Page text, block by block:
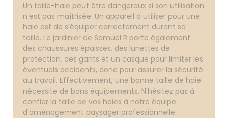
Un taille-haie peut être dangereux si son utilisation
n’est pas maîtrisée. Un appareil à utiliser pour une
haie est de s’équiper correctement durant sa
taille. Le jardinier de Samuel R porte également
des chaussures épaisses, des lunettes de
protection, des gants et un casque pour limiter les
éventuels accidents, donc pour assurer la sécurité
au travail. Effectivement, une bonne taille de haie
nécessite de bons équipements. N'hésitez pas à
confier la taille de vos haies à notre équipe
d'aménagement paysager professionnelle.